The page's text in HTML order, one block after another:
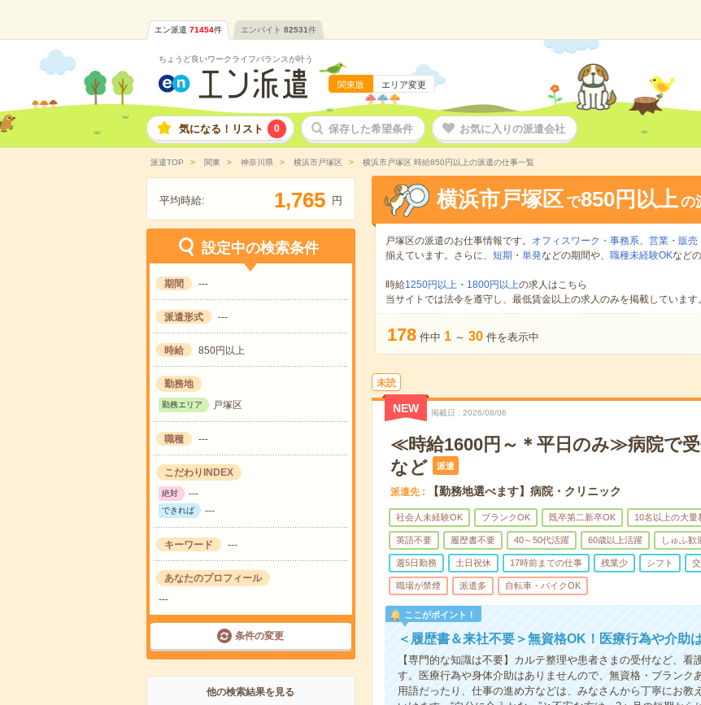
エン派遣 71454件 エンバイト 82531件
ちょうど良いワークライフバランスが叶う
関東版 エリア変更
気になる！リスト 0 保存した希望条件 お気に入りの派遣会社
派遣TOP 関東 神奈川県 横浜市戸塚区 横浜市戸塚区 時給850円以上の派遣の仕事一覧
平均時給: 1,765 円
設定中の検索条件
期間 ---
派遣形式 ---
時給 850円以上
勤務地
勤務エリア 戸塚区
職種 ---
こだわりINDEX
絶対 ---
できれば ---
キーワード ---
あなたのプロフィール
---
条件の変更
他の検索結果を見る
横浜市戸塚区 で850円以上の
戸塚区の派遣のお仕事情報です。 オフィスワーク・事務系、 営業・販売
揃えています。さらに、 短期 ・ 単発などの期間や、 職種未経験OKなど
時給1250円以上・ 1800円以上の求人はこちら
当サイトでは法令を遵守し、最低賃金以上の求人のみを掲載しています。
178 件中 1 ～ 30 件を表示中
未読
NEW 掲載日 2026/08/06
≪時給1600円～＊平日のみ≫病院で
など
派遣
派遣先 【勤務地選べます】病院・クリニック
社会人未経験OK ブランクOK 既卒第二新卒OK 10名以上の大量
英語不要 履歴書不要 40～50代活躍 60歳以上活躍 しゅふ歓
週5日勤務 土日祝休 17時前までの仕事 残業少 シフト
職場が禁煙 派遣多 自転車・バイクOK
ここがポイント！
＜履歴書＆来社不要＞無資格OK！医療行為や介助
【専門的な知識は不要】カルテ整理や患者さまの受付など、
す。医療行為や身体介助はありませんので、無資格・ブランク
用語だったり、仕事の進め方などは、みなさんから丁寧にお教